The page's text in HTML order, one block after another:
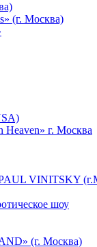
(г. Москва)
Heaven» г. Москва
VINITSKY
шоу
(г. Москва)